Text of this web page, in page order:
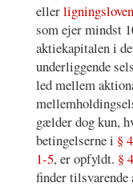
eller
som ejer mindst
aktiekapitalen i
underliggende
led mellem
gælder dog kun,
betingelserne i §
1-5, er opfyldt. §
finder tilsvarende